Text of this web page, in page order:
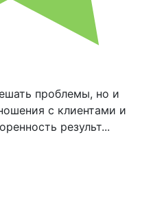
проблемы, но и
с клиентами и
результ...